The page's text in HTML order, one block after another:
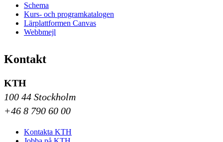
Schema
Kurs- och programkatalogen
Lärplattformen Canvas
Webbmejl
Kontakt
KTH
100 44 Stockholm
+46 8 790 60 00
Kontakta KTH